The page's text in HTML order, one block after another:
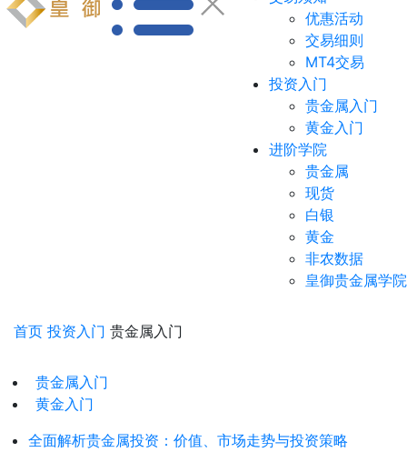
优惠活动
交易细则
MT4交易
投资入门
贵金属入门
黄金入门
进阶学院
贵金属
现货
白银
黄金
非农数据
皇御贵金属学院
首页 投资入门 贵金属入门
贵金属入门
黄金入门
全面解析贵金属投资：价值、市场走势与投资策略